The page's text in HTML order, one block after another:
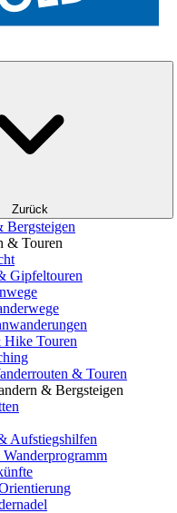
Zurück
Bergsteigen
& Touren
Gipfeltouren
Touren
& Touren
& Bergsteigen
Aufstiegshilfen